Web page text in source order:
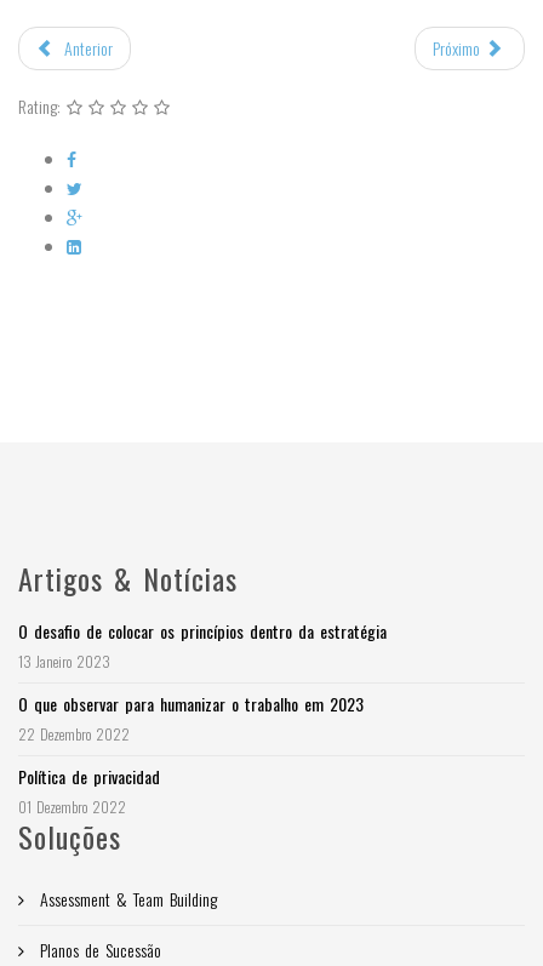
Anterior Próximo
Rating:
Artigos & Notícias
O desafio de colocar os princípios dentro da estratégia
13 Janeiro 2023
O que observar para humanizar o trabalho em 2023
22 Dezembro 2022
Política de privacidad
01 Dezembro 2022
Soluções
Assessment & Team Building
Planos de Sucessão